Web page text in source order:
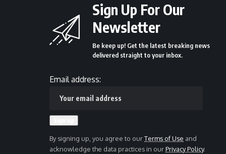
Sign Up For Our
Newsletter
Be keep up! Get the latest breaking news
delivered straight to your inbox.
Email address:
By signing up, you agree to ourTerms of Use and
acknowledge the data practices in ourPrivacy Policy.